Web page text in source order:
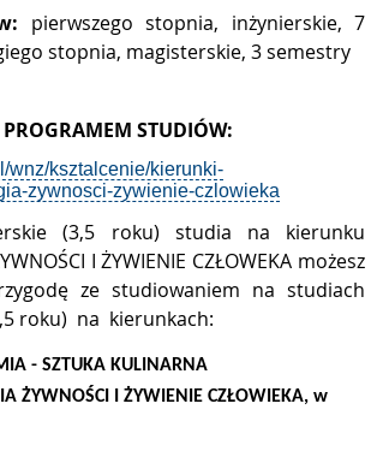
pierwszego stopnia, inżynierskie, 7
stopnia, magisterskie, 3 semestry
STUDIÓW:
wnz/ksztalcenie/kierunki-
zywnosci-zywienie-czlowieka
(3,5 roku) studia na kierunku
I ŻYWIENIE CZŁOWEKA możesz
ze studiowaniem na studiach
roku) na kierunkach:
- SZTUKA KULINARNA
ŻYWNOŚCI I ŻYWIENIE CZŁOWIEKA, w